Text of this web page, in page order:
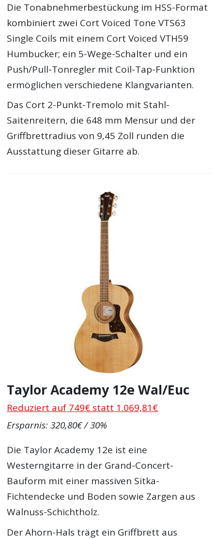
Die Tonabnehmerbestückung im HSS-Format
kombiniert zwei Cort Voiced Tone VTS63
Single Coils mit einem Cort Voiced VTH59
Humbucker; ein 5-Wege-Schalter und ein
Push/Pull-Tonregler mit Coil-Tap-Funktion
ermöglichen verschiedene Klangvarianten.
Das Cort 2-Punkt-Tremolo mit Stahl-
Saitenreitern, die 648 mm Mensur und der
Griffbrettradius von 9,45 Zoll runden die
Ausstattung dieser Gitarre ab.
Taylor Academy 12e Wal/Euc
Reduziert auf 749€ statt 1.069,81€
Ersparnis: 320,80€ / 30%
Die Taylor Academy 12e ist eine
Westerngitarre in der Grand-Concert-
Bauform mit einer massiven Sitka-
Fichtendecke und Boden sowie Zargen aus
Walnuss-Schichtholz.
Der Ahorn-Hals trägt ein Griffbrett aus